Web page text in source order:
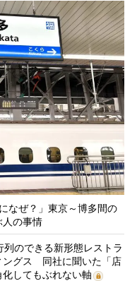
なぜ？」東京～博多間の
人の事情
列のできる新形態レストラ
ングス 同社に聞いた「店
してもぶれない軸